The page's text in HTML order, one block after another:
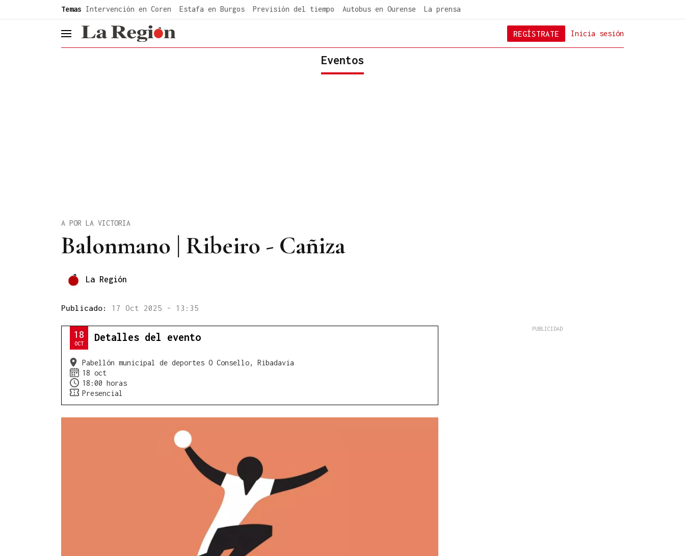
Temas Intervención en Coren Estafa en Burgos Previsión del tiempo Autobus en Ourense La prensa
header.menu.open Inicia sesión
REGÍSTRATE
Eventos
Balonmano | Ribeiro - Cañiza
A POR LA VICTORIA
La Región
Publicado: 17 Oct 2025 - 13:35
18
OCT
Detalles del evento
Pabellón municipal de deportes O Consello, Ribadavia
18 oct
18:00 horas
Presencial